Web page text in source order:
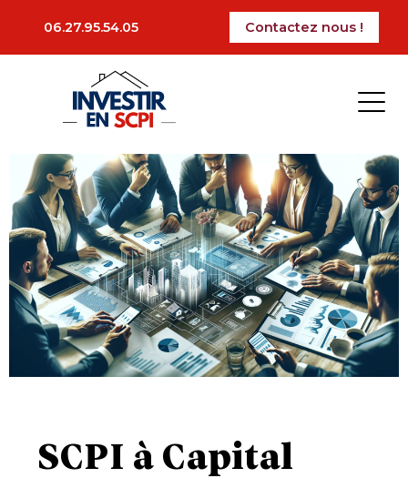
06.27.95.54.05 Contactez nous !
La période des impôts est arrivé, certains vont
fortune immobilière (IFI). Dans cet article, nous
vous présenterons les bases de l’IFI à connaitre
pour faire sa déclaration.
Ajoutez votre titre ici
SCPI à Capital